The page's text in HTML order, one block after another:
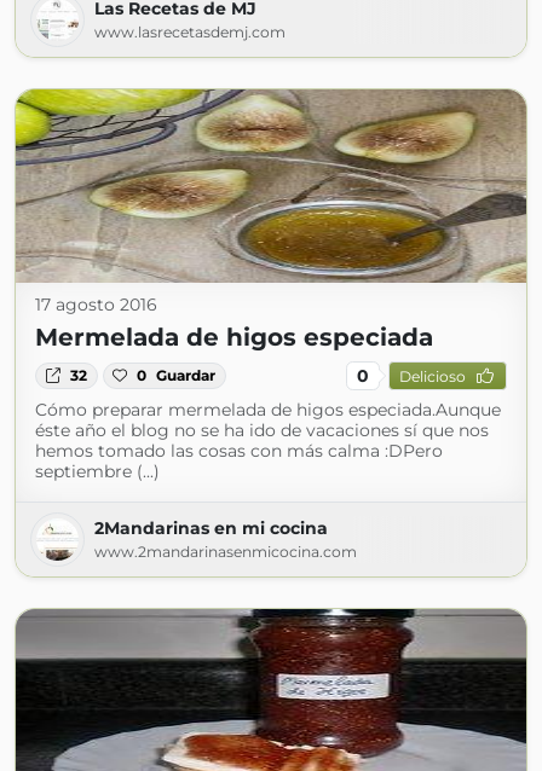
Las Recetas de MJ
www.lasrecetasdemj.com
17 agosto 2016
Mermelada de higos especiada
32 0 Guardar 0 Delicioso
Cómo preparar mermelada de higos especiada.Aunque
éste año el blog no se ha ido de vacaciones sí que nos
hemos tomado las cosas con más calma :DPero
septiembre (...)
2Mandarinas en mi cocina
www.2mandarinasenmicocina.com